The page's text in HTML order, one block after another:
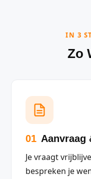
IN 3
Zo
01 Aanvraag
Je vraagt
bespreken je